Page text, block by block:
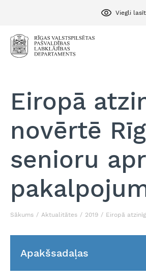
Viegli lasīt
Eiropā
novērtē
senioru
Sākums Aktualitātes 2019 Eiropā
Apakšsadaļas